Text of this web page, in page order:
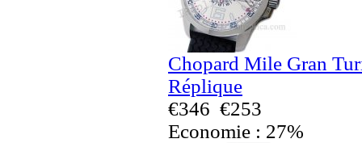
Chopard Mile Gran
Réplique
€346 €253
Economie : 27%